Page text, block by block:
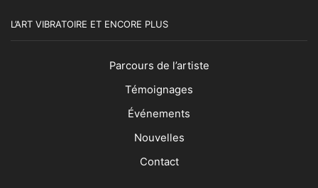
L’ART VIBRATOIRE ET ENCORE PLUS
Parcours de l’artiste
Témoignages
Événements
Nouvelles
Contact